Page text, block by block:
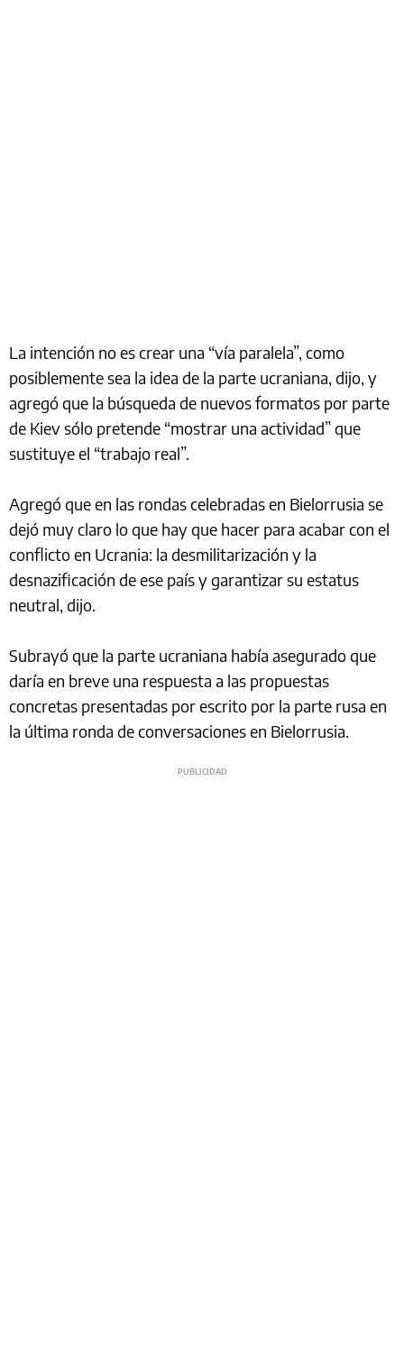
La intención no es crear una “vía paralela”, como
posiblemente sea la idea de la parte ucraniana, dijo, y
agregó que la búsqueda de nuevos formatos por parte
de Kiev sólo pretende “mostrar una actividad” que
sustituye el “trabajo real”.
Agregó que en las rondas celebradas en Bielorrusia se
dejó muy claro lo que hay que hacer para acabar con el
conflicto en Ucrania: la desmilitarización y la
desnazificación de ese país y garantizar su estatus
neutral, dijo.
Subrayó que la parte ucraniana había asegurado que
daría en breve una respuesta a las propuestas
concretas presentadas por escrito por la parte rusa en
la última ronda de conversaciones en Bielorrusia.